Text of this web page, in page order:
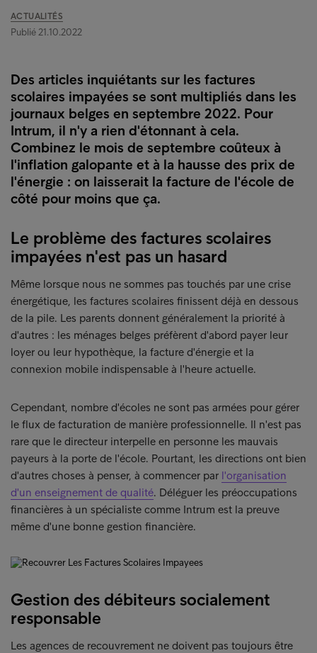
ACTUALITÉS
Publié 21.10.2022
Des articles inquiétants sur les factures
scolaires impayées se sont multipliés dans les
journaux belges en septembre 2022. Pour
Intrum, il n'y a rien d'étonnant à cela.
Combinez le mois de septembre coûteux à
l'inflation galopante et à la hausse des prix de
l'énergie : on laisserait la facture de l'école de
côté pour moins que ça.
Le problème des factures scolaires
impayées n'est pas un hasard
Même lorsque nous ne sommes pas touchés par une crise
énergétique, les factures scolaires finissent déjà en dessous
de la pile. Les parents donnent généralement la priorité à
d'autres : les ménages belges préfèrent d'abord payer leur
loyer ou leur hypothèque, la facture d'énergie et la
connexion mobile indispensable à l'heure actuelle.
Cependant, nombre d'écoles ne sont pas armées pour gérer
le flux de facturation de manière professionnelle. Il n'est pas
rare que le directeur interpelle en personne les mauvais
payeurs à la porte de l'école. Pourtant, les directions ont bien
d'autres choses à penser, à commencer par l'organisation
d'un enseignement de qualité. Déléguer les préoccupations
financières à un spécialiste comme Intrum est la preuve
même d'une bonne gestion financière.
Gestion des débiteurs socialement
responsable
Les agences de recouvrement ne doivent pas toujours être